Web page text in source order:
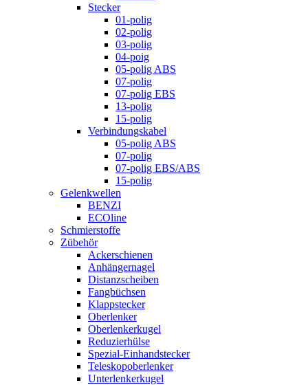
Stecker
01-polig
02-polig
03-polig
04-poig
05-polig ABS
07-polig
07-polig EBS
13-polig
15-polig
Verbindungskabel
05-polig ABS
07-polig
07-polig EBS/ABS
15-polig
Gelenkwellen
BENZI
ECOline
Schmierstoffe
Zübehör
Ackerschienen
Anhängernagel
Distanzscheiben
Fangbüchsen
Klappstecker
Oberlenker
Oberlenkerkugel
Reduzierhülse
Spezial-Einhandstecker
Teleskopoberlenker
Unterlenkerkugel